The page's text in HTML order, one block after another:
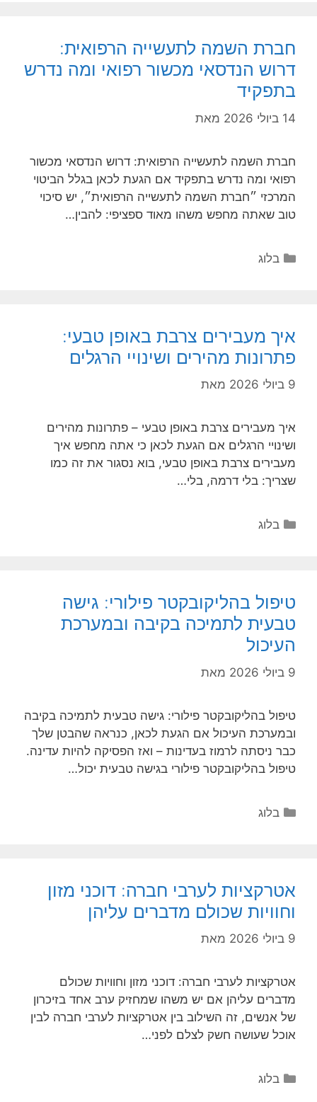
חברת השמה לתעשייה הרפואית:
דרוש הנדסאי מכשור רפואי ומה נדרש
בתפקיד
14 ביולי 2026 מאת
חברת השמה לתעשייה הרפואית: דרוש הנדסאי מכשור
רפואי ומה נדרש בתפקיד אם הגעת לכאן בגלל הביטוי
המרכזי ״חברת השמה לתעשייה הרפואית״, יש סיכוי
טוב שאתה מחפש משהו מאוד ספציפי: להבין…
קטגוריות
בלוג
איך מעבירים צרבת באופן טבעי:
פתרונות מהירים ושינויי הרגלים
9 ביולי 2026 מאת
איך מעבירים צרבת באופן טבעי – פתרונות מהירים
ושינויי הרגלים אם הגעת לכאן כי אתה מחפש איך
מעבירים צרבת באופן טבעי, בוא נסגור את זה כמו
שצריך: בלי דרמה, בלי…
קטגוריות
בלוג
טיפול בהליקובקטר פילורי: גישה
טבעית לתמיכה בקיבה ובמערכת
העיכול
9 ביולי 2026 מאת
טיפול בהליקובקטר פילורי: גישה טבעית לתמיכה בקיבה
ובמערכת העיכול אם הגעת לכאן, כנראה שהבטן שלך
כבר ניסתה לרמוז בעדינות – ואז הפסיקה להיות עדינה.
טיפול בהליקובקטר פילורי בגישה טבעית יכול…
קטגוריות
בלוג
אטרקציות לערבי חברה: דוכני מזון
וחוויות שכולם מדברים עליהן
9 ביולי 2026 מאת
אטרקציות לערבי חברה: דוכני מזון וחוויות שכולם
מדברים עליהן אם יש משהו שמחזיק ערב אחד בזיכרון
של אנשים, זה השילוב בין אטרקציות לערבי חברה לבין
אוכל שעושה חשק לצלם לפני…
קטגוריות
בלוג